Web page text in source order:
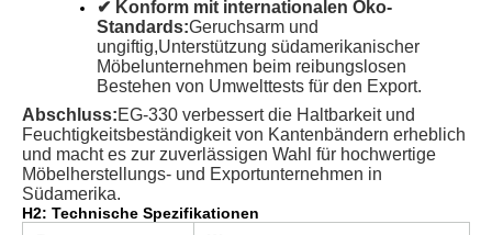
✔ Konform mit internationalen Öko-
Standards:Geruchsarm und
ungiftig,Unterstützung südamerikanischer
Möbelunternehmen beim reibungslosen
Bestehen von Umwelttests für den Export.
Abschluss:EG-330 verbessert die Haltbarkeit und
Feuchtigkeitsbeständigkeit von Kantenbändern erheblich
und macht es zur zuverlässigen Wahl für hochwertige
Möbelherstellungs- und Exportunternehmen in
Südamerika.
H2: Technische Spezifikationen